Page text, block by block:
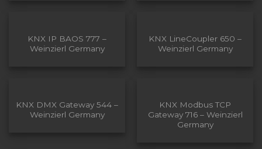
KNX IP BAOS 777 –
Weinzierl Germany
KNX LineCoupler 650 –
Weinzierl Germany
KNX DMX Gateway 544 –
Weinzierl Germany
KNX Modbus TCP
Gateway 716 – Weinzierl
Germany